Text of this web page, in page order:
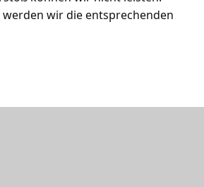
wir die entsprechenden